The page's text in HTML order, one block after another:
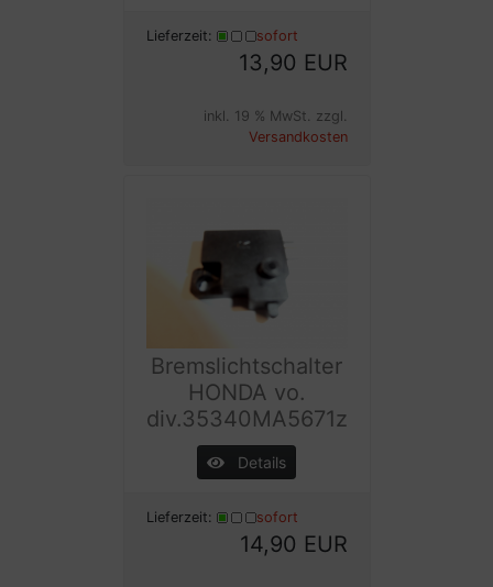
Lieferzeit: sofort
13,90 EUR
inkl. 19 % MwSt. zzgl.
Versandkosten
Bremslichtschalter
HONDA vo.
div.35340MA5671z
Details
Lieferzeit: sofort
14,90 EUR